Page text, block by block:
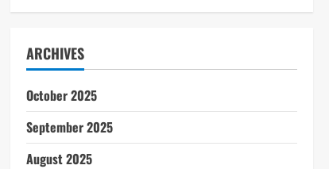
ARCHIVES
October 2025
September 2025
August 2025